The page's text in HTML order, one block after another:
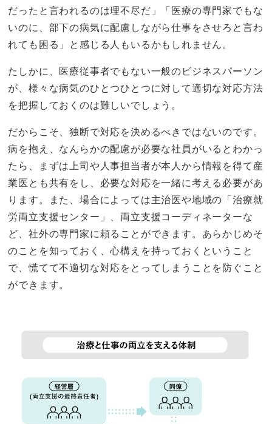
だったと言われるのは理不尽だ」「医療の専門家でもな
いのに、部下の病気に配慮しながら仕事をさせろと言わ
れても困る」と感じる人もいるかもしれません。
たしかに、医療従事者でもない一般のビジネスパーソン
が、様々な病気のひとつひとつに対して適切な対応方法
を把握しておくのは難しいでしょう。
だからこそ、独断で対応を決めるべきではないのです。
病を抱え、なんらかの配慮が必要な社員がいるとわかっ
たら、まずは上司や人事担当者が本人から情報を得て産
業医とも共有をし、必要な対応を一緒に考える必要があ
ります。また、場合によっては主治医や地域の「治療就
労両立支援センター」、両立支援コーディネーターな
ど、社外の専門家に頼ることができます。あらかじめそ
のことを知っておく、心構えを持っておくということ
で、慌てて不適切な対応をとってしまうことを防ぐこと
ができます。